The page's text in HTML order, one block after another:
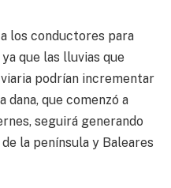
los conductores para
que las lluvias que
podrían incrementar
dana, que comenzó a
seguirá generando
la península y Baleares